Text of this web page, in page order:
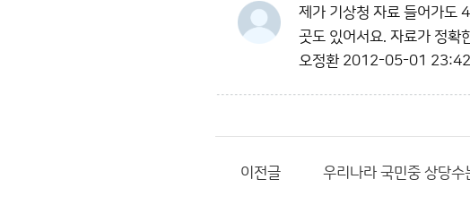
제가 기상청 자료 들어가도
곳도 있어서요. 자료가 정확
오정환 2012-05-01
이전글 우리나라 국민중 상당